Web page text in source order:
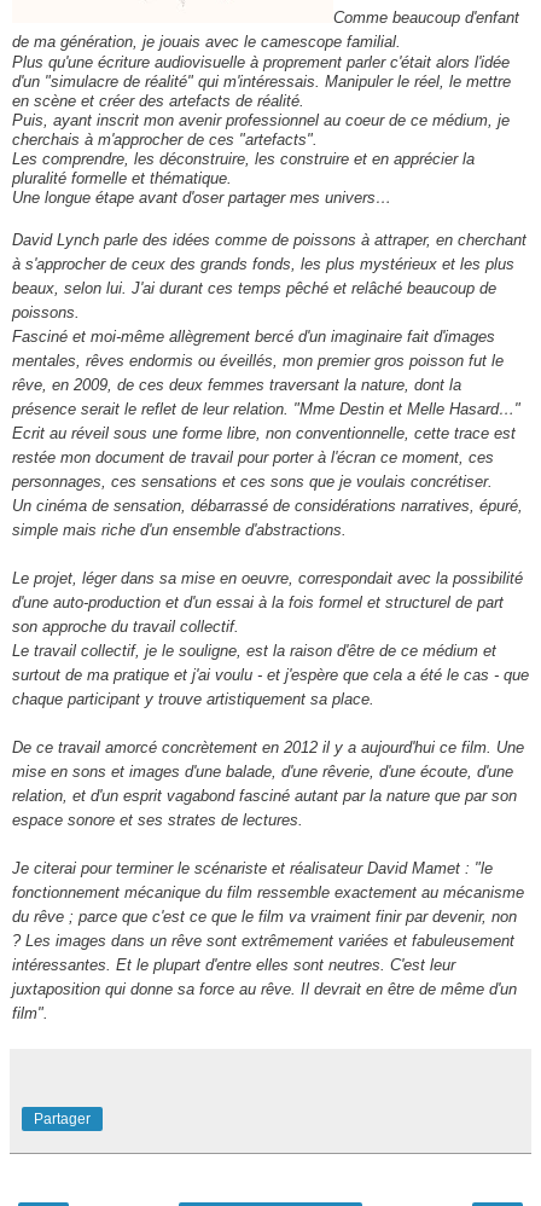
Comme beaucoup d'enfant
de ma génération, je jouais avec le camescope familial.
Plus qu'une écriture audiovisuelle à proprement parler c'était alors l'idée
d'un "simulacre de réalité" qui m'intéressais. Manipuler le réel, le mettre
en scène et créer des artefacts de réalité.
Puis, ayant inscrit mon avenir professionnel au coeur de ce médium, je
cherchais à m'approcher de ces "artefacts".
Les comprendre, les déconstruire, les construire et en apprécier la
pluralité formelle et thématique.
Une longue étape avant d'oser partager mes univers…
David Lynch parle des idées comme de poissons à attraper, en cherchant
à s'approcher de ceux des grands fonds, les plus mystérieux et les plus
beaux, selon lui. J'ai durant ces temps pêché et relâché beaucoup de
poissons.
Fasciné et moi-même allègrement bercé d'un imaginaire fait d'images
mentales, rêves endormis ou éveillés, mon premier gros poisson fut le
rêve, en 2009, de ces deux femmes traversant la nature, dont la
présence serait le reflet de leur relation. "Mme Destin et Melle Hasard…"
Ecrit au réveil sous une forme libre, non conventionnelle, cette trace est
restée mon document de travail pour porter à l'écran ce moment, ces
personnages, ces sensations et ces sons que je voulais concrétiser.
Un cinéma de sensation, débarrassé de considérations narratives, épuré,
simple mais riche d'un ensemble d'abstractions.
Le projet, léger dans sa mise en oeuvre, correspondait avec la possibilité
d'une auto-production et d'un essai à la fois formel et structurel de part
son approche du travail collectif.
Le travail collectif, je le souligne, est la raison d'être de ce médium et
surtout de ma pratique et j'ai voulu - et j'espère que cela a été le cas - que
chaque participant y trouve artistiquement sa place.
De ce travail amorcé concrètement en 2012 il y a aujourd'hui ce film. Une
mise en sons et images d'une balade, d'une rêverie, d'une écoute, d'une
relation, et d'un esprit vagabond fasciné autant par la nature que par son
espace sonore et ses strates de lectures.
Je citerai pour terminer le scénariste et réalisateur David Mamet : "le
fonctionnement mécanique du film ressemble exactement au mécanisme
du rêve ; parce que c'est ce que le film va vraiment finir par devenir, non
? Les images dans un rêve sont extrêmement variées et fabuleusement
intéressantes. Et le plupart d'entre elles sont neutres. C'est leur
juxtaposition qui donne sa force au rêve. Il devrait en être de même d'un
film".
Partager